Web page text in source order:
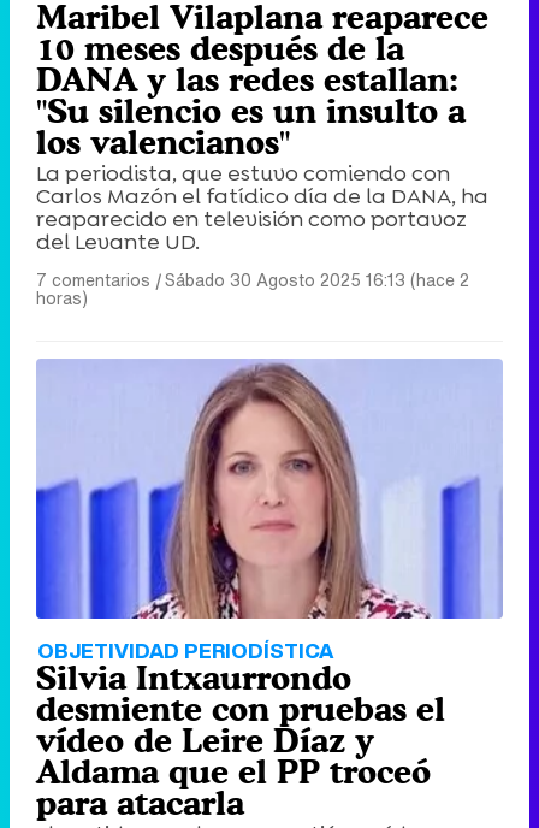
Tráiler de la tercera temporada de 'The Walking Dead: Dead City' de AMC+
Maribel Vilaplana reaparece
10 meses después de la
DANA y las redes estallan:
"Su silencio es un insulto a
los valencianos"
La periodista, que estuvo comiendo con
Carlos Mazón el fatídico día de la DANA, ha
reaparecido en televisión como portavoz
del Levante UD.
7 comentarios |Sábado 30 Agosto 2025 16:13 (hace 2
horas)
OBJETIVIDAD PERIODÍSTICA
Silvia Intxaurrondo
desmiente con pruebas el
vídeo de Leire Díaz y
Aldama que el PP troceó
para atacarla